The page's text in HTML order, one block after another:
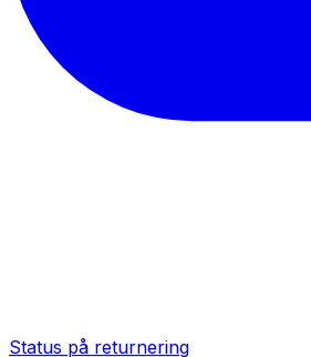
Status på returnering